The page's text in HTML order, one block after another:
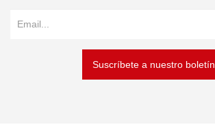
Suscríbete a nuestro boletín